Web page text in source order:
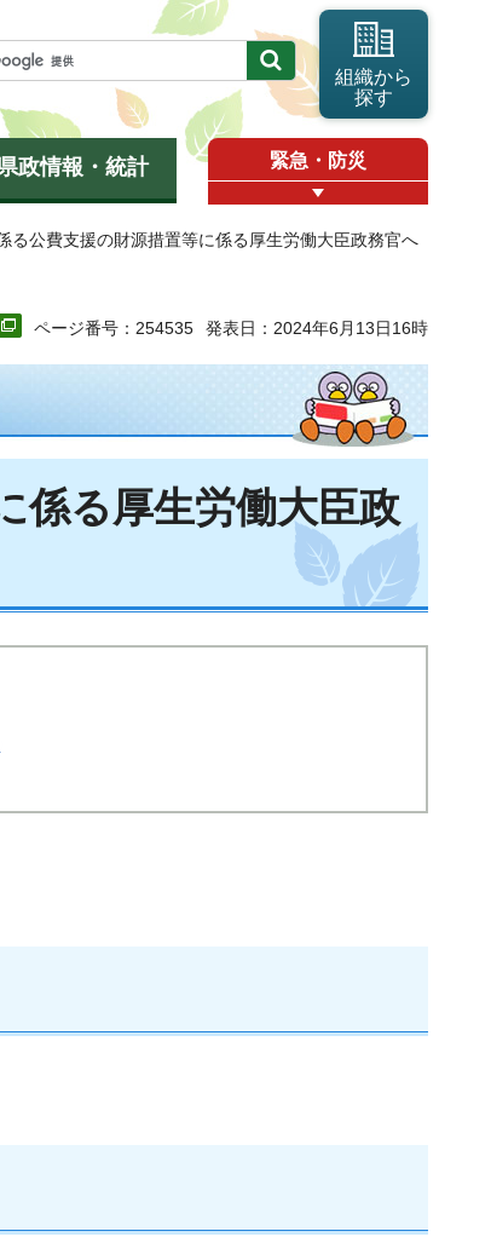
組織から
探す
政情報・統計 緊急・防災
る公費支援の財源措置等に係る厚生労働大臣政務官へ
ページ番号：254535 発表日：2024年6月13日16時
係る厚生労働大臣政